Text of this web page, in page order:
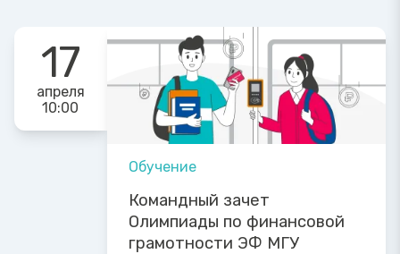
17
апреля
10:00
Обучение
Командный зачет
Олимпиады по финансовой
грамотности ЭФ МГУ